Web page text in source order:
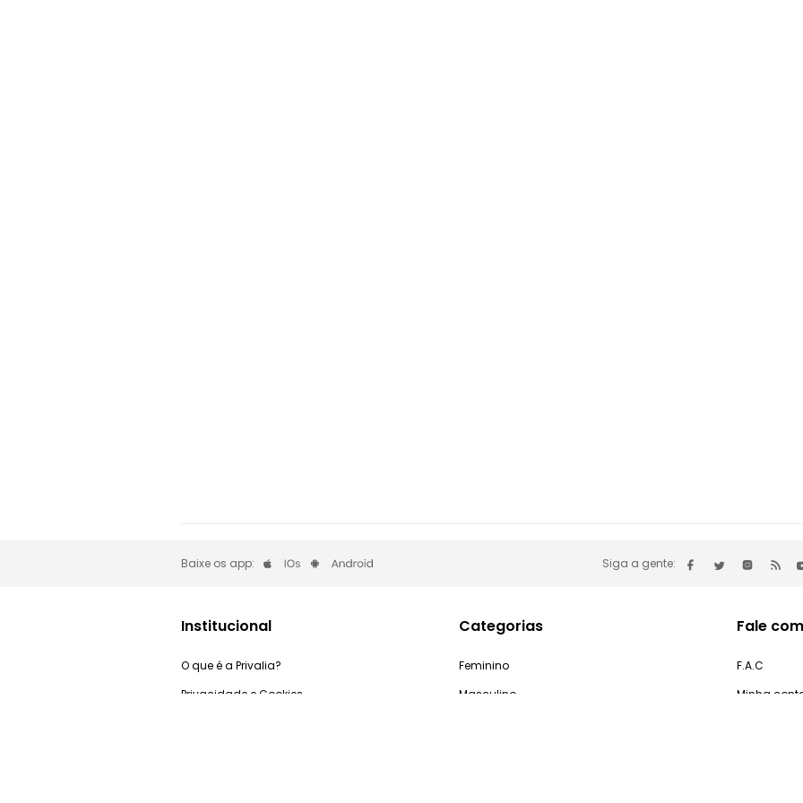
Baixe os app: Siga a gente:
Institucional
O que é a Privalia?
Privacidade e Cookies
Categorias
Feminino
Masculino
Fale
F.A.C
Minha